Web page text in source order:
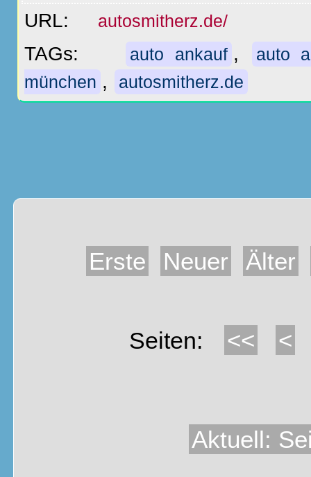
URL: autosmitherz.de/
TAGs: auto ankauf ,
auto
münchen , autosmitherz.de
Erste Neuer Älter
Seiten: << <
Aktuell: